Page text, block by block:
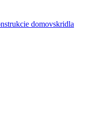
domovskridla